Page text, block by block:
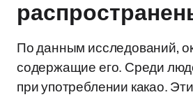
По данным исследований,
содержащие его. Среди
при употреблении какао.